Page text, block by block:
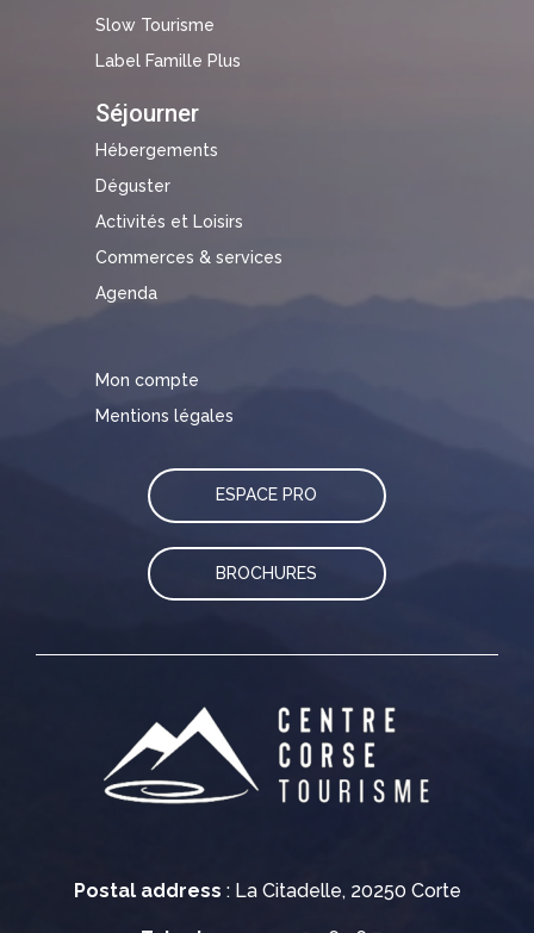
Postal address : La Citadelle, 20250 Corte
Slow Tourisme
Label Famille Plus
Séjourner
Hébergements
Déguster
Activités et Loisirs
Commerces & services
Agenda
Mon compte
Mentions légales
ESPACE PRO
BROCHURES